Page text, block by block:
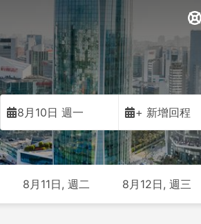
8月10日 週一 + 新增回程
8月11日, 週二 8月12日, 週三